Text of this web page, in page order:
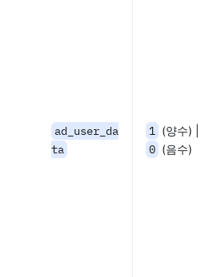
ad_user_da
ta
1 (양수) |
0 (음수)